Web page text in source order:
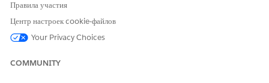
an active Journey in Marketing Cloud. Once the
Journey is active, the corresponding event should
appear in the Data Action Target within Data360.
If the issue persists after completing the above steps, please
Правила участия
Центр настроек cookie-файлов
Your Privacy Choices
COMMUNITY